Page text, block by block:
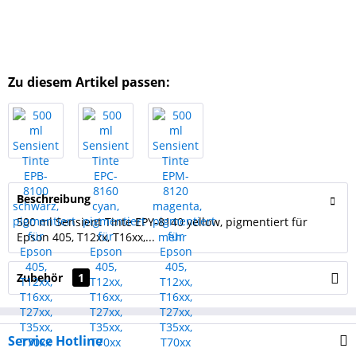
Zu diesem Artikel passen:
Beschreibung
500 ml Sensient Tinte EPY-8140 yellow, pigmentiert für
Epson 405, T12xx, T16xx,... mehr
Zubehör 1
Service Hotline